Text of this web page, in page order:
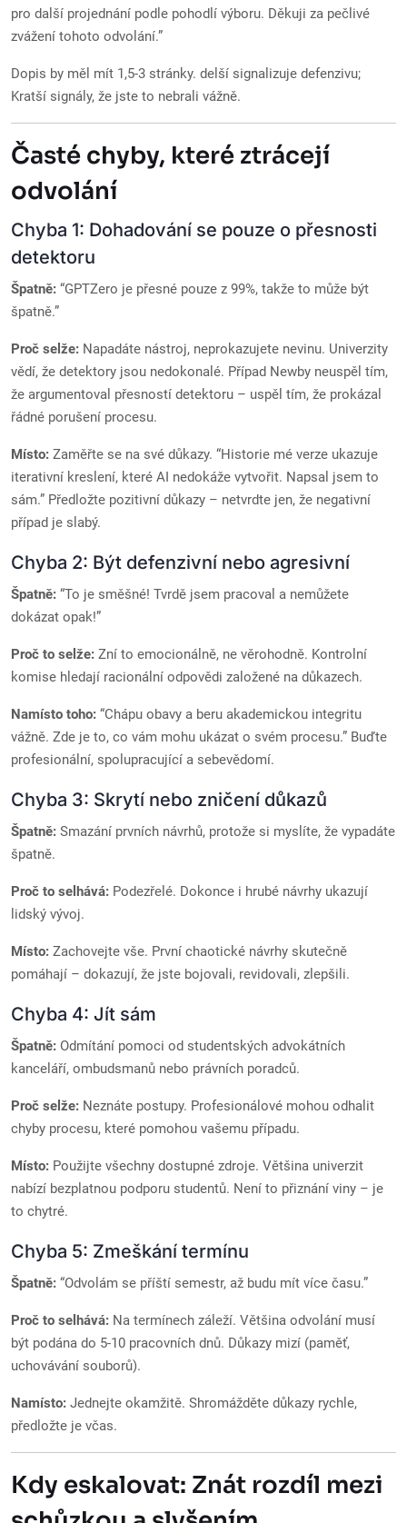
pro další projednání podle pohodlí výboru. Děkuji za pečlivé
zvážení tohoto odvolání.”
Dopis by měl mít 1,5-3 stránky. delší signalizuje defenzivu;
Kratší signály, že jste to nebrali vážně.
Časté chyby, které ztrácejí
odvolání
Chyba 1: Dohadování se pouze o přesnosti
detektoru
Špatně: “GPTZero je přesné pouze z 99%, takže to může být
špatně.”
Proč selže: Napadáte nástroj, neprokazujete nevinu. Univerzity
vědí, že detektory jsou nedokonalé. Případ Newby neuspěl tím,
že argumentoval přesností detektoru – uspěl tím, že prokázal
řádné porušení procesu.
Místo: Zaměřte se na své důkazy. “Historie mé verze ukazuje
iterativní kreslení, které AI nedokáže vytvořit. Napsal jsem to
sám.” Předložte pozitivní důkazy – netvrdte jen, že negativní
případ je slabý.
Chyba 2: Být defenzivní nebo agresivní
Špatně: “To je směšné! Tvrdě jsem pracoval a nemůžete
dokázat opak!”
Proč to selže: Zní to emocionálně, ne věrohodně. Kontrolní
komise hledají racionální odpovědi založené na důkazech.
Namísto toho: “Chápu obavy a beru akademickou integritu
vážně. Zde je to, co vám mohu ukázat o svém procesu.” Buďte
profesionální, spolupracující a sebevědomí.
Chyba 3: Skrytí nebo zničení důkazů
Špatně: Smazání prvních návrhů, protože si myslíte, že vypadáte
špatně.
Proč to selhává: Podezřelé. Dokonce i hrubé návrhy ukazují
lidský vývoj.
Místo: Zachovejte vše. První chaotické návrhy skutečně
pomáhají – dokazují, že jste bojovali, revidovali, zlepšili.
Chyba 4: Jít sám
Špatně: Odmítání pomoci od studentských advokátních
kanceláří, ombudsmanů nebo právních poradců.
Proč selže: Neznáte postupy. Profesionálové mohou odhalit
chyby procesu, které pomohou vašemu případu.
Místo: Použijte všechny dostupné zdroje. Většina univerzit
nabízí bezplatnou podporu studentů. Není to přiznání viny – je
to chytré.
Chyba 5: Zmeškání termínu
Špatně: “Odvolám se příští semestr, až budu mít více času.”
Proč to selhává: Na termínech záleží. Většina odvolání musí
být podána do 5-10 pracovních dnů. Důkazy mizí (paměť,
uchovávání souborů).
Namísto: Jednejte okamžitě. Shromážděte důkazy rychle,
předložte je včas.
Kdy eskalovat: Znát rozdíl mezi